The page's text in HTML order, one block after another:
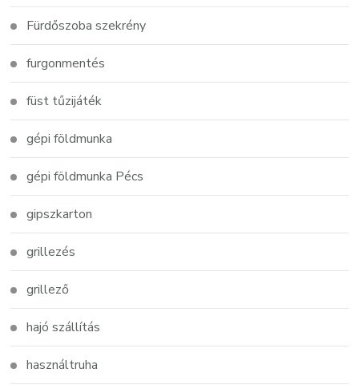
Fürdőszoba szekrény
furgonmentés
füst tűzijáték
gépi földmunka
gépi földmunka Pécs
gipszkarton
grillezés
grillező
hajó szállítás
használtruha